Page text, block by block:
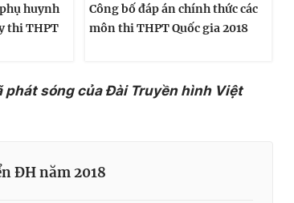
huynh
thi THPT
Công bố đáp án chính thức các
môn thi THPT Quốc gia 2018
sóng của Đài Truyền hình Việt
ĐH năm 2018